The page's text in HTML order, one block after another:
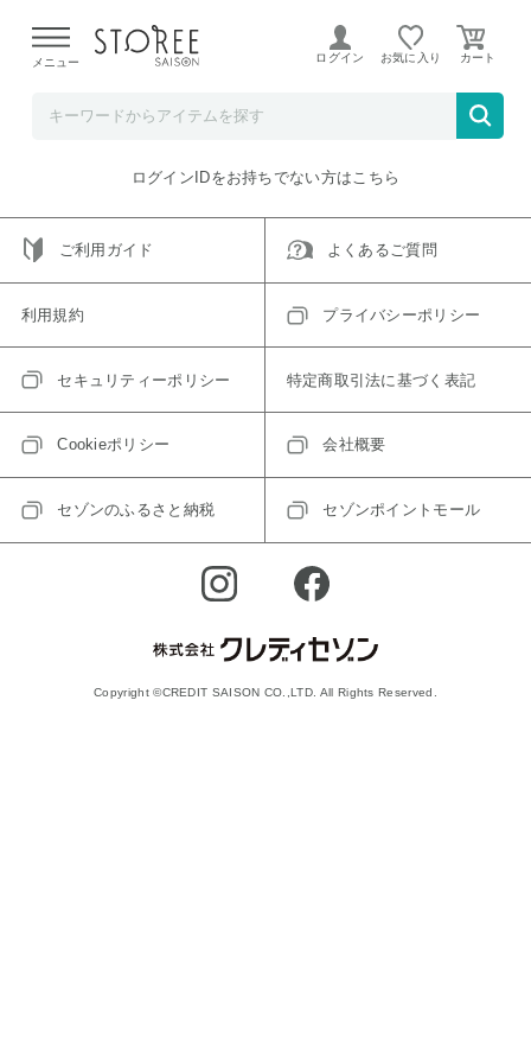
よる配送遅延が発生しております。
メニュー ログイン お気に入り
ご指定のアイテムは取り扱い終了、またはただいま取り扱い
トップへ戻る
ログインIDをお持ちでない方はこちら
ご利用ガイド よくあるご質問
利用規約 プライバシーポリシー
セキュリティーポリシー 特定商取引法に基づく表記
Cookieポリシー 会社概要
セゾンのふるさと納税 セゾンポイントモール
Copyright ©CREDIT SAISON CO.,LTD. All Rights Reserved.